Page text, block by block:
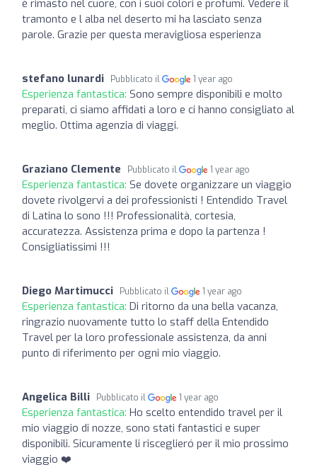
è rimasto nel cuore, con i suoi colori e profumi. Vedere il
tramonto e l alba nel deserto mi ha lasciato senza
parole. Grazie per questa meravigliosa esperienza
stefano lunardi Pubblicato il 1 year ago
Esperienza fantastica: Sono sempre disponibili e molto
preparati, ci siamo affidati a loro e ci hanno consigliato al
meglio. Ottima agenzia di viaggi.
Graziano Clemente Pubblicato il 1 year ago
Esperienza fantastica: Se dovete organizzare un viaggio
dovete rivolgervi a dei professionisti ! Entendido Travel
di Latina lo sono !!! Professionalità, cortesia,
accuratezza. Assistenza prima e dopo la partenza !
Consigliatissimi !!!
Diego Martimucci Pubblicato il 1 year ago
Esperienza fantastica: Di ritorno da una bella vacanza,
ringrazio nuovamente tutto lo staff della Entendido
Travel per la loro professionale assistenza, da anni
punto di riferimento per ogni mio viaggio.
Angelica Billi Pubblicato il 1 year ago
Esperienza fantastica: Ho scelto entendido travel per il
mio viaggio di nozze, sono stati fantastici e super
disponibili. Sicuramente li risceglieró per il mio prossimo
viaggio ❤️